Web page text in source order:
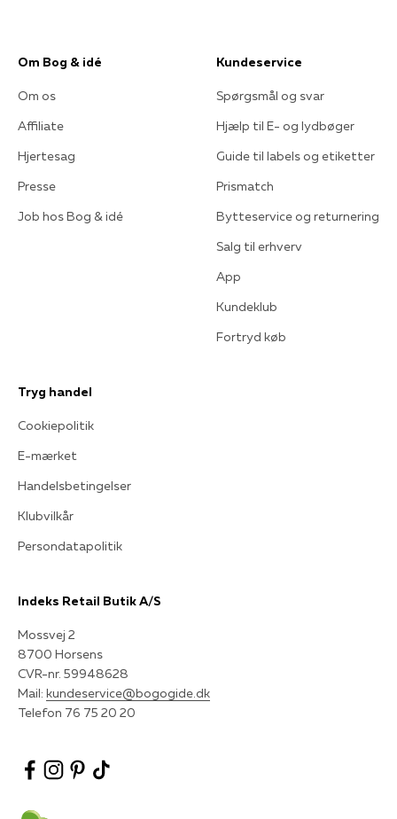
Om Bog & idé
Om os
Affiliate
Hjertesag
Presse
Job hos Bog & idé
Kundeservice
Spørgsmål og svar
Hjælp til E- og lydbøger
Guide til labels og etiketter
Prismatch
Bytteservice og returnering
Salg til erhverv
App
Kundeklub
Fortryd køb
Tryg handel
Cookiepolitik
E-mærket
Handelsbetingelser
Klubvilkår
Persondatapolitik
Indeks Retail Butik A/S
Mossvej 2
8700 Horsens
CVR-nr. 59948628
Mail: kundeservice@bogogide.dk
Telefon 76 75 20 20